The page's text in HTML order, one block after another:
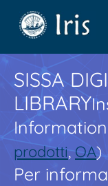
SISSA
LIBRARY
prodotti,OA)
Per